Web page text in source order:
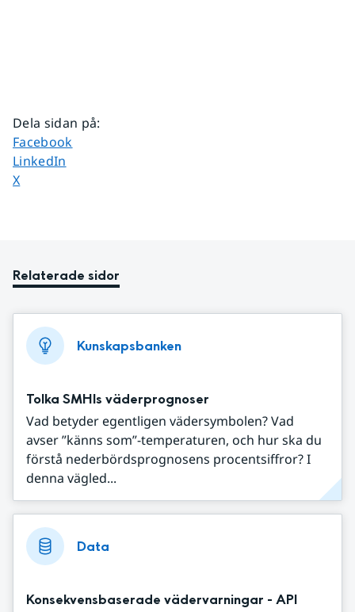
Dela sidan på:
Dela sidan på
Facebook
Dela sidan på
LinkedIn
Dela sidan på
X
Relaterade sidor
Kunskapsbanken
Tolka SMHIs väderprognoser
Vad betyder egentligen vädersymbolen? Vad
avser ”känns som”-temperaturen, och hur ska du
förstå nederbördsprognosens procentsiffror? I
denna vägled...
Data
Konsekvensbaserade vädervarningar - API